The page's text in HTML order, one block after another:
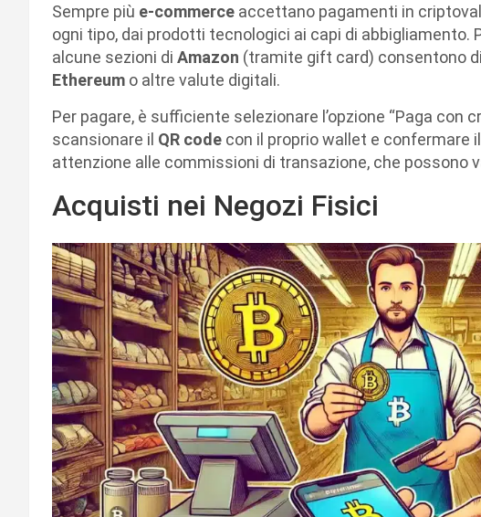
Sempre più e-commerce accettano pagamenti in
ogni tipo, dai prodotti tecnologici ai capi di abbigliamento.
alcune sezioni di Amazon (tramite gift card) consentono
Ethereum o altre valute digitali.
Per pagare, è sufficiente selezionare l’opzione “Paga con
scansionare il QR code con il proprio wallet e confermare
attenzione alle commissioni di transazione, che possono
Acquisti nei Negozi Fisici